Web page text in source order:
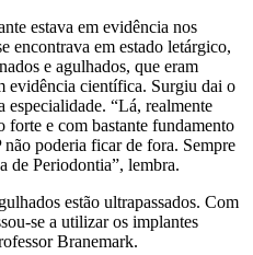
estava em evidência nos
encontrava em estado letárgico,
e agulhados, que eram
evidência científica. Surgiu dai o
especialidade. “Lá, realmente
e com bastante fundamento
poderia ficar de fora. Sempre
de Periodontia”, lembra.
estão ultrapassados. Com
se a utilizar os implantes
Branemark.